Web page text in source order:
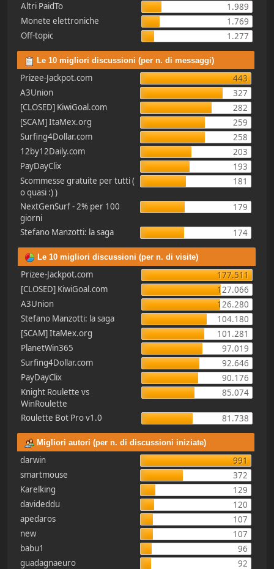
Altri PaidTo
1.989
Monete elettroniche
1.769
Off-topic
1.277
Le 10 migliori discussioni (per n. di messaggi)
Prizee-Jackpot.com
443
A3Union
327
[CLOSED] KiwiGoal.com
282
[SCAM] ItaMex.org
259
Surfing4Dollar.com
258
12by12Daily.com
203
PayDayClix
193
Scommesse gratuite per tutti (
o quasi :) )
181
NextGenSurf - 2% per 100
giorni
179
Stefano Manzotti: la saga 174
Le 10 migliori discussioni (per n. di visite)
Prizee-Jackpot.com
177.511
[CLOSED] KiwiGoal.com
127.066
A3Union
126.280
Stefano Manzotti: la saga
104.180
[SCAM] ItaMex.org
101.281
PlanetWin365
97.019
Surfing4Dollar.com
92.646
PayDayClix
90.176
Knight Roulette vs
WinRoulette
85.074
Roulette Bot Pro v1.0 81.738
Migliori autori (per n. di discussioni iniziate)
darwin
991
smartmouse
372
Karelking
129
davideddu
120
apedaros
107
new
107
babu1
96
guadagnaeuro
92